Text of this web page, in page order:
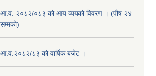
आ.व. २०८२/०८३ को आय व्ययको विवरण । (पौष २४
सम्मको)
आ.व.२०८२/८३ को वार्षिक बजेट ।